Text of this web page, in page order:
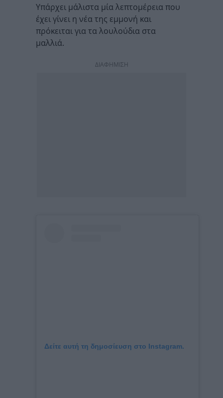
Υπάρχει μάλιστα μία λεπτομέρεια που
έχει γίνει η νέα της εμμονή και
πρόκειται για τα λουλούδια στα
μαλλιά.
ΔΙΑΦΗΜΙΣΗ
Δείτε αυτή τη δημοσίευση στο Instagram.